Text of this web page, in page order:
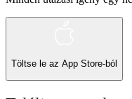
Töltse le az App Store-ból